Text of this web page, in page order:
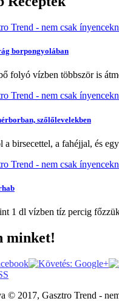
borpongyolában
folyó vízben többször is
szőlőlevelekben
a birsecettel, a fahéjjal, és
1 dl vízben tíz percig
minket!
© 2017, Gasztro Trend -